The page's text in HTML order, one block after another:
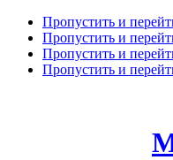
Пропустить и
Пропустить и
Пропустить и
Пропустить и